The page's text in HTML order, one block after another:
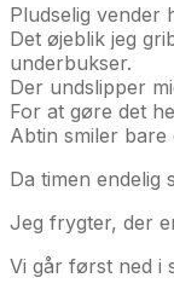
Pludselig vender
Det øjeblik jeg
underbukser.
Der undslipper
For at gøre det
Abtin smiler bare
Da timen endelig
Jeg frygter, der
Vi går først ned i